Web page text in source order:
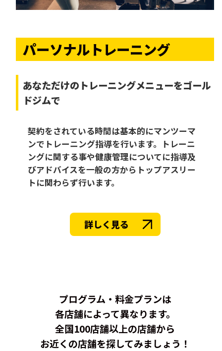
パーソナルトレーニング
あなただけの トレーニングメニューをゴール
ドジムで
契約をされている時間は基本的にマンツーマ
ンでトレーニング指導を行います。トレーニ
ングに関する事や健康管理についてに指導及
びアドバイスを一般の方からトップアスリー
トに関わらず行います。
詳しく見る
プログラム・料金プランは
各店舗によって異なります。
全国100店舗以上の店舗から
お近くの店舗を探してみましょう！